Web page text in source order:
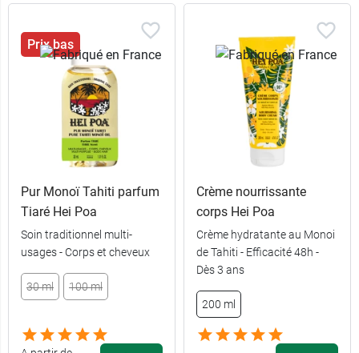
Prix bas
Pur Monoï Tahiti parfum
Tiaré Hei Poa
Soin traditionnel multi-
usages - Corps et cheveux
30 ml 100 ml
Crème nourrissante
corps Hei Poa
Crème hydratante au Monoi
de Tahiti - Efficacité 48h -
Dès 3 ans
200 ml